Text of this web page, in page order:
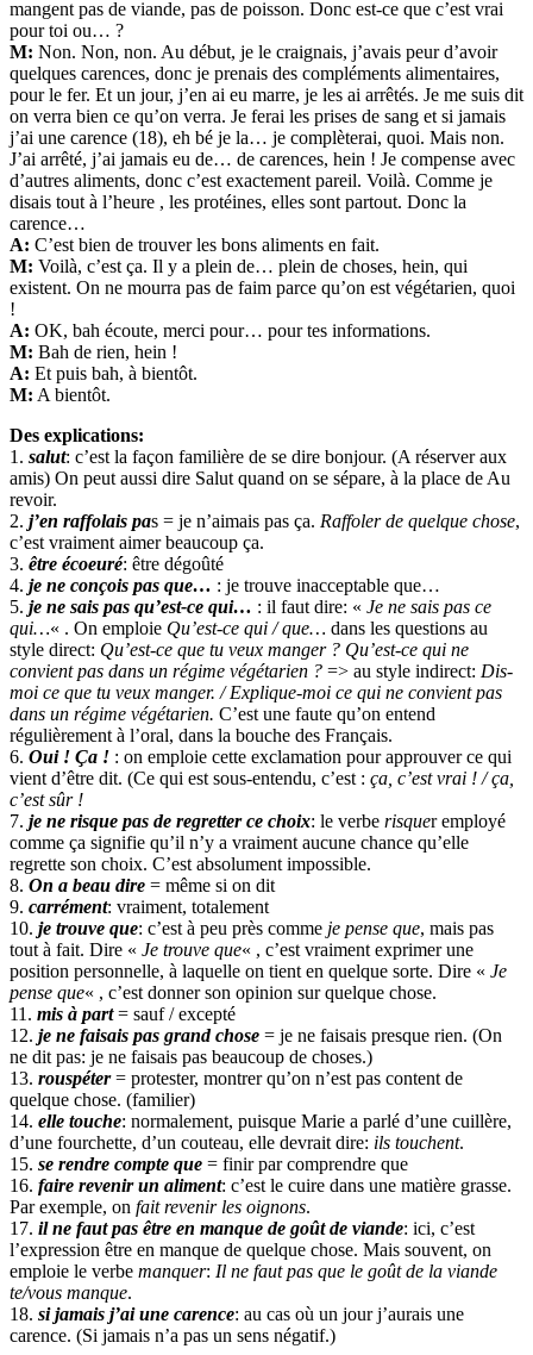
mangent pas de viande, pas de poisson. Donc est-ce que c’est vrai
pour toi ou… ?
M: Non. Non, non. Au début, je le craignais, j’avais peur d’avoir
quelques carences, donc je prenais des compléments alimentaires,
pour le fer. Et un jour, j’en ai eu marre, je les ai arrêtés. Je me suis dit
on verra bien ce qu’on verra. Je ferai les prises de sang et si jamais
j’ai une carence (18), eh bé je la… je complèterai, quoi. Mais non.
J’ai arrêté, j’ai jamais eu de… de carences, hein ! Je compense avec
d’autres aliments, donc c’est exactement pareil. Voilà. Comme je
disais tout à l’heure , les protéines, elles sont partout. Donc la
carence…
A: C’est bien de trouver les bons aliments en fait.
M: Voilà, c’est ça. Il y a plein de… plein de choses, hein, qui
existent. On ne mourra pas de faim parce qu’on est végétarien, quoi
!
A: OK, bah écoute, merci pour… pour tes informations.
M: Bah de rien, hein !
A: Et puis bah, à bientôt.
M: A bientôt.
Des explications:
1. salut: c’est la façon familière de se dire bonjour. (A réserver aux
amis) On peut aussi dire Salut quand on se sépare, à la place de Au
revoir.
2. j’en raffolais pas = je n’aimais pas ça. Raffoler de quelque chose,
c’est vraiment aimer beaucoup ça.
3. être écoeuré: être dégoûté
4. je ne conçois pas que… : je trouve inacceptable que…
5. je ne sais pas qu’est-ce qui… : il faut dire: « Je ne sais pas ce
qui…« . On emploie Qu’est-ce qui / que… dans les questions au
style direct: Qu’est-ce que tu veux manger ? Qu’est-ce qui ne
convient pas dans un régime végétarien ? => au style indirect: Dis-
moi ce que tu veux manger. / Explique-moi ce qui ne convient pas
dans un régime végétarien. C’est une faute qu’on entend
régulièrement à l’oral, dans la bouche des Français.
6. Oui ! Ça ! : on emploie cette exclamation pour approuver ce qui
vient d’être dit. (Ce qui est sous-entendu, c’est : ça, c’est vrai ! / ça,
c’est sûr !
7. je ne risque pas de regretter ce choix: le verbe risquer employé
comme ça signifie qu’il n’y a vraiment aucune chance qu’elle
regrette son choix. C’est absolument impossible.
8. On a beau dire = même si on dit
9. carrément: vraiment, totalement
10. je trouve que: c’est à peu près comme je pense que, mais pas
tout à fait. Dire « Je trouve que« , c’est vraiment exprimer une
position personnelle, à laquelle on tient en quelque sorte. Dire « Je
pense que« , c’est donner son opinion sur quelque chose.
11. mis à part= sauf / excepté
12. je ne faisais pas grand chose = je ne faisais presque rien. (On
ne dit pas: je ne faisais pas beaucoup de choses.)
13. rouspéter= protester, montrer qu’on n’est pas content de
quelque chose. (familier)
14. elle touche: normalement, puisque Marie a parlé d’une cuillère,
d’une fourchette, d’un couteau, elle devrait dire: ils touchent.
15. se rendre compte que = finir par comprendre que
16. faire revenir un aliment: c’est le cuire dans une matière grasse.
Par exemple, on fait revenir les oignons.
17. il ne faut pas être en manque de goût de viande: ici, c’est
l’expression être en manque de quelque chose. Mais souvent, on
emploie le verbe manquer: Il ne faut pas que le goût de la viande
te/vous manque.
18. si jamais j’ai une carence: au cas où un jour j’aurais une
carence. (Si jamais n’a pas un sens négatif.)